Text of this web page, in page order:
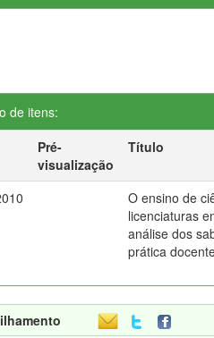
de itens:
Pré-
visualização
Título
O ensino de
licenciaturas
análise dos
prática